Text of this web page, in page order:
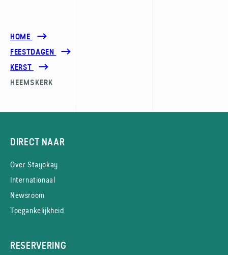
HOME
FEESTDAGEN
KERST
HEEMSKERK
DIRECT NAAR
Over Stayokay
Internationaal
Newsroom
Toegankelijkheid
RESERVERING